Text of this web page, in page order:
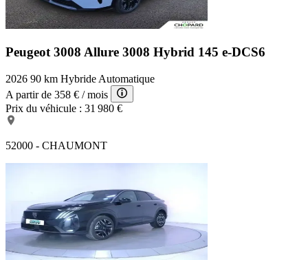
Peugeot 3008 Allure 3008 Hybrid 145 e-DCS6
2026 90 km Hybride Automatique
A partir de 358 € / mois
Prix du véhicule : 31 980 €
52000 - CHAUMONT